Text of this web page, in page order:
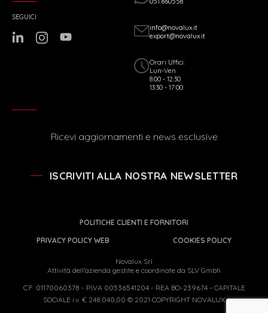
info@novalux.it
export@novalux.it
Orari Uffici:
Lun-Ven
8:00 - 12:30
13:30 - 17:00
SEGUICI
Ricevi aggiornamenti e news esclusive
ISCRIVITI ALLA NOSTRA NEWSLETTER
POLITICHE CLIENTI E FORNITORI
PRIVACY POLICY WEB
COOKIES POLICY
Novalux Srl
Attività dell'azienda gestite e coordinate da SLV Gmbh
C.F. 01170060378 - P.IVA 00536541204 - REA BO-239674 - CAPITALE
SOCIALE i.v. € 248.040,00 © 2021 COPYRIGHT NOVALUX